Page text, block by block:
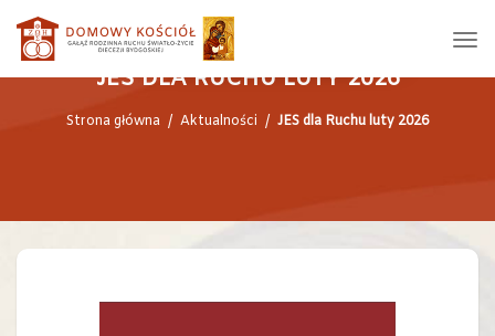
JES DLA RUCHU LUTY 2026
Strona główna / Aktualności / JES dla Ruchu luty 2026